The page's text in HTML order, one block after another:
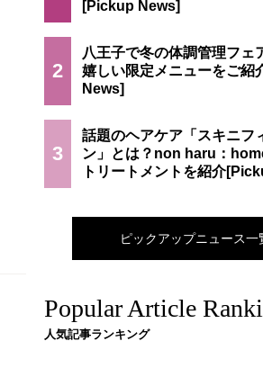
2
八王子で冬の体調管理フェ
嬉しい限定メニューをご紹
3
話題のヘアケア「スキニフ
ン」とは？non haru：
トリートメントを紹介
ピックアップニュース一
Popular Article
人気記事ランキング